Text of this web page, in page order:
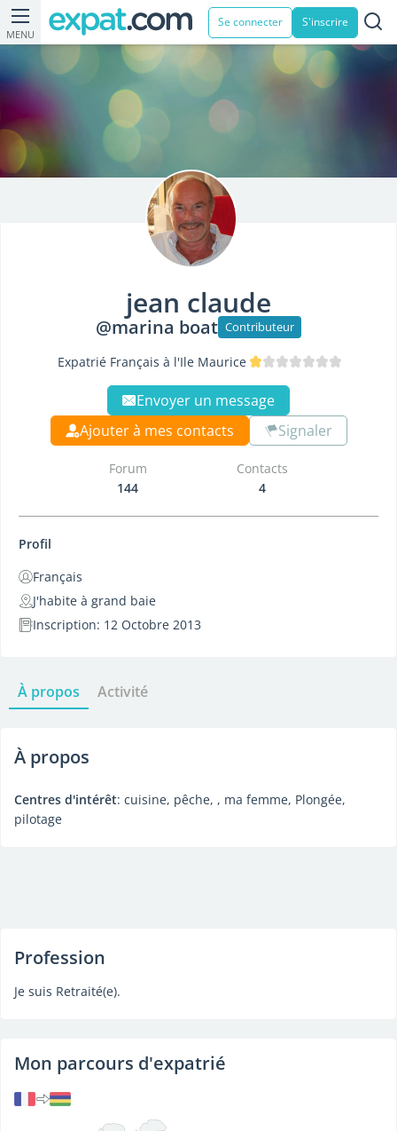
MENU
Se connecter S'inscrire
jean claude
@marina boat Contributeur
Expatrié Français à l'Ile Maurice
Envoyer un message
Ajouter à mes contacts
Signaler
Forum
144
Contacts
4
Profil
Français
J'habite à grand baie
Inscription: 12 Octobre 2013
À propos Activité
À propos
Centres d'intérêt: cuisine, pêche, , ma femme, Plongée,
pilotage
Profession
Je suis Retraité(e).
Mon parcours d'expatrié